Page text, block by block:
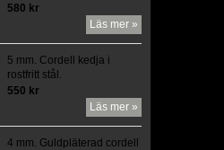
580 kr
Läs mer »
5 mm. Cordell kedja i
rostfritt stål.
550 kr
Läs mer »
4 mm. Guldpläterad cordell